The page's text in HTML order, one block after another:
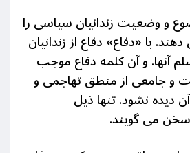
و وضعیت زندانیان سیاسی را
با «دفاع» دفاع از زندانیان
آنها. و آن کلمه دفاع موجب
و جامعی از منطق تهاجمی و
دیده نشود. تنها ذیل
می گویند.